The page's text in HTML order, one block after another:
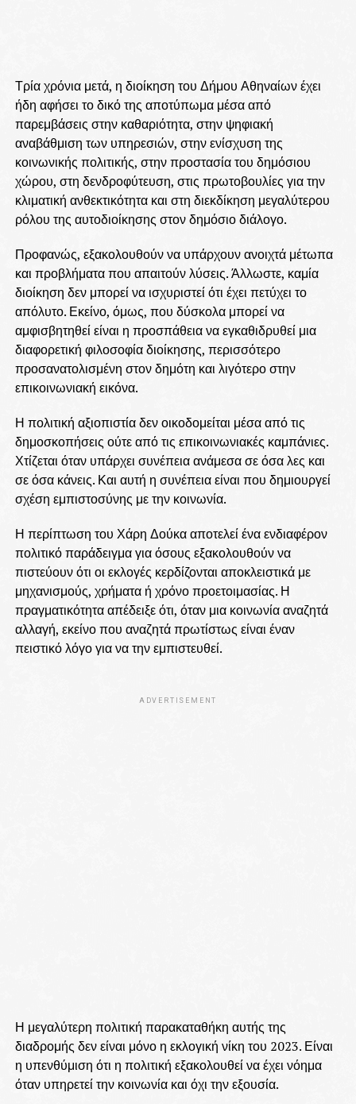
Τρία χρόνια μετά, η διοίκηση του Δήμου Αθηναίων έχει
ήδη αφήσει το δικό της αποτύπωμα μέσα από
παρεμβάσεις στην καθαριότητα, στην ψηφιακή
αναβάθμιση των υπηρεσιών, στην ενίσχυση της
κοινωνικής πολιτικής, στην προστασία του δημόσιου
χώρου, στη δενδροφύτευση, στις πρωτοβουλίες για την
κλιματική ανθεκτικότητα και στη διεκδίκηση μεγαλύτερου
ρόλου της αυτοδιοίκησης στον δημόσιο διάλογο.
Προφανώς, εξακολουθούν να υπάρχουν ανοιχτά μέτωπα
και προβλήματα που απαιτούν λύσεις. Άλλωστε, καμία
διοίκηση δεν μπορεί να ισχυριστεί ότι έχει πετύχει το
απόλυτο. Εκείνο, όμως, που δύσκολα μπορεί να
αμφισβητηθεί είναι η προσπάθεια να εγκαθιδρυθεί μια
διαφορετική φιλοσοφία διοίκησης, περισσότερο
προσανατολισμένη στον δημότη και λιγότερο στην
επικοινωνιακή εικόνα.
Η πολιτική αξιοπιστία δεν οικοδομείται μέσα από τις
δημοσκοπήσεις ούτε από τις επικοινωνιακές καμπάνιες.
Χτίζεται όταν υπάρχει συνέπεια ανάμεσα σε όσα λες και
σε όσα κάνεις. Και αυτή η συνέπεια είναι που δημιουργεί
σχέση εμπιστοσύνης με την κοινωνία.
Η περίπτωση του Χάρη Δούκα αποτελεί ένα ενδιαφέρον
πολιτικό παράδειγμα για όσους εξακολουθούν να
πιστεύουν ότι οι εκλογές κερδίζονται αποκλειστικά με
μηχανισμούς, χρήματα ή χρόνο προετοιμασίας. Η
πραγματικότητα απέδειξε ότι, όταν μια κοινωνία αναζητά
αλλαγή, εκείνο που αναζητά πρωτίστως είναι έναν
πειστικό λόγο για να την εμπιστευθεί.
ADVERTISEMENT
Η μεγαλύτερη πολιτική παρακαταθήκη αυτής της
διαδρομής δεν είναι μόνο η εκλογική νίκη του 2023. Είναι
η υπενθύμιση ότι η πολιτική εξακολουθεί να έχει νόημα
όταν υπηρετεί την κοινωνία και όχι την εξουσία.